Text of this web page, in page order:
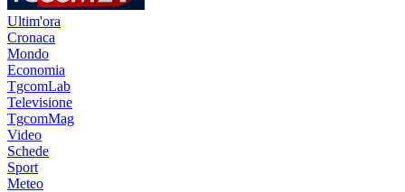
Ultim'ora
Cronaca
Mondo
Economia
TgcomLab
Televisione
TgcomMag
Video
Schede
Sport
Meteo